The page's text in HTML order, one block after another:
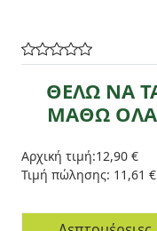
ΘΕΛΩ ΝΑ
ΜΑΘΩ
Αρχική τιμή:12,90 €
Τιμή πώλησης: 11,61 €